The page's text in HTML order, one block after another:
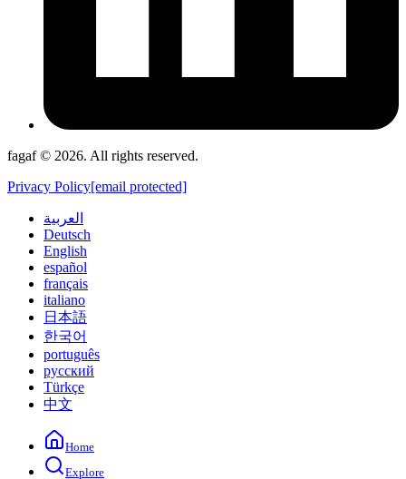
fagaf © 2026. All rights reserved.
Privacy Policy[email protected]
العربية
Deutsch
English
español
français
italiano
日本語
한국어
português
русский
Türkçe
中文
Home
Explore